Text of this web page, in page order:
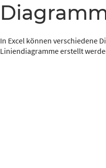
In Excel können verschiedene
Liniendiagramme erstellt